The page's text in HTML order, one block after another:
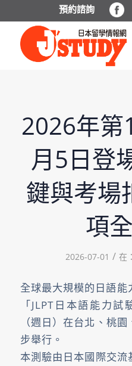
預約諮詢
2026年第
月5日登
鍵與考場
項
2026-07-01 / 在
全球最大規模的日語
「JLPT日本語能力
（週日）在台北、桃
步舉行。
本測驗由日本國際交